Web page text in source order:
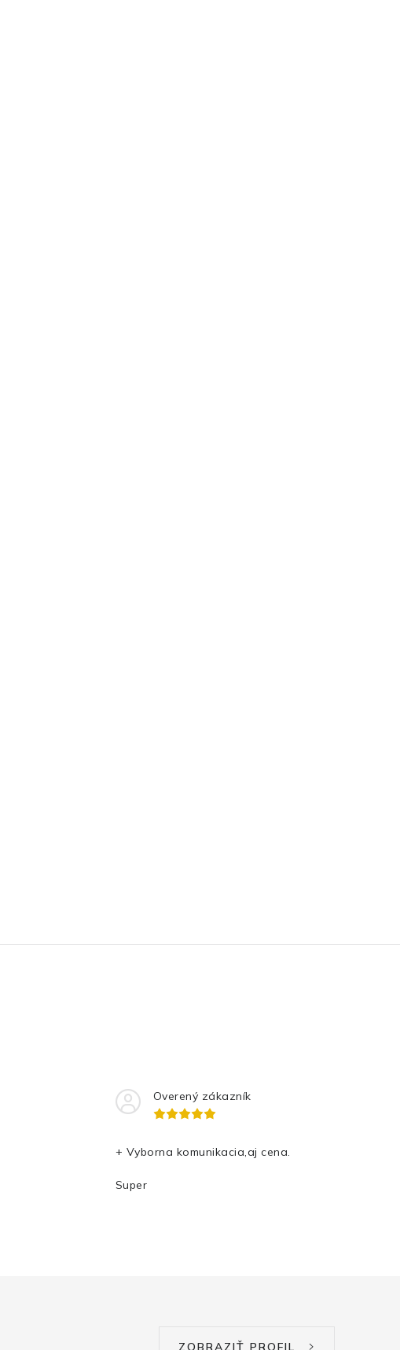
Overený zákazník
+ Vyborna komunikacia,aj cena.
Super
ZOBRAZIŤ PROFIL